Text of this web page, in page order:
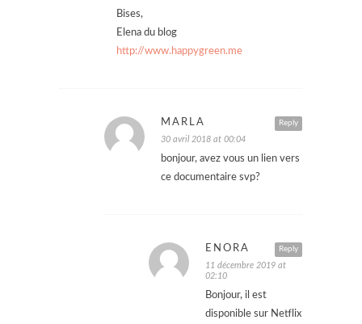
Bises,
Elena du blog
http://www.happygreen.me
Reply
MARLA
30 avril 2018 at 00:04
bonjour, avez vous un lien vers
ce documentaire svp?
Reply
ENORA
11 décembre 2019 at
02:10
Bonjour, il est
disponible sur Netflix